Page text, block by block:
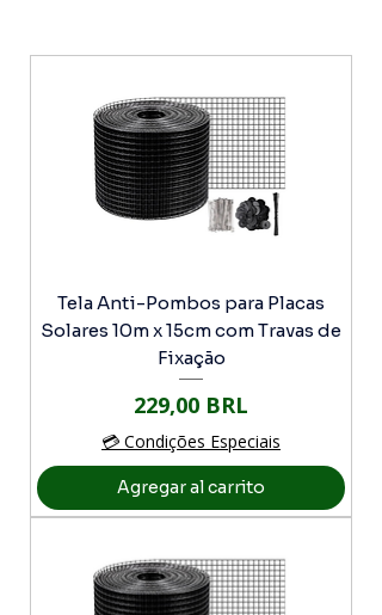
Tela Anti-Pombos para Placas
Solares 10m x 15cm com Travas de
Fixação
Precio
229,00 BRL
💳 Condições Especiais
Agregar al carrito